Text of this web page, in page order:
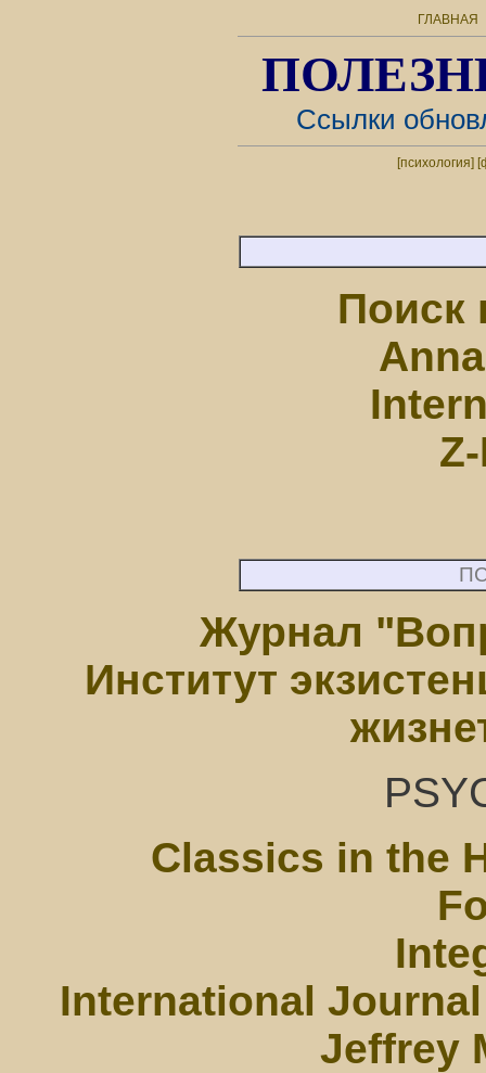
ГЛАВНАЯ
Ссылки
[психология]
Поиск
Журнал
Институт
Classics in the
International
Jeffrey